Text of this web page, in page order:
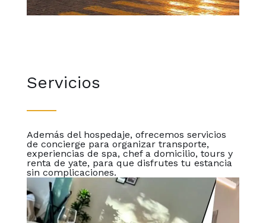
Servicios
Además del hospedaje, ofrecemos servicios
de concierge para organizar transporte,
experiencias de spa, chef a domicilio, tours y
renta de yate, para que disfrutes tu estancia
sin complicaciones.